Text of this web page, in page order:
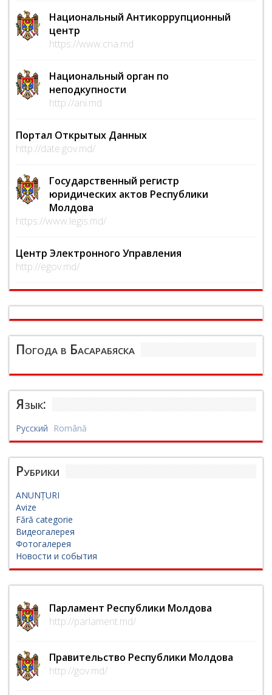
Национальный Антикоррупционный
центр
https://www.cna.md
Национальный орган по
неподкупности
http://ani.md
Портал Открытых Данных
http://date.gov.md/
Государственный регистр
юридических актов Республики
Молдова
https://www.legis.md/
Центр Электронного Управления
http://egov.md/
Погода в Басарабяска
Язык:
Русский Română
Рубрики
ANUNȚURI
Avize
Fără categorie
Видеогалерея
Фотогалерея
Новости и события
Парламент Республики Молдова
http://parlament.md/
Правительство Республики Молдова
http://gov.md/